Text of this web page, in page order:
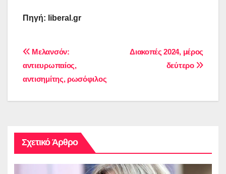
Πηγή: liberal.gr
Πλοήγηση
άρθρων
Διακοπές 2024, μέρος
δεύτερο
Μελανσόν:
αντιευρωπαίος,
αντισημίτης, ρωσόφιλος
Σχετικό Άρθρο